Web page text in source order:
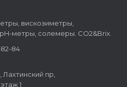
вискозиметры,
метры, солемеры. CO2&Brix.
82-84
Лахтинский пр,
1